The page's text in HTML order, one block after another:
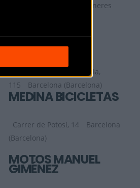
Sant Andreu de Llavaneres
MAMMOTH
BARCELONA
Carrer de Roger de Llúria,
115
Barcelona (Barcelona)
MEDINA BICICLETAS
Carrer de Potosí, 14
Barcelona
(Barcelona)
MOTOS MANUEL
GIMÉNEZ